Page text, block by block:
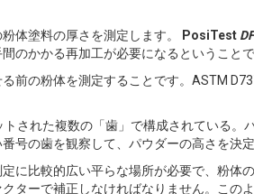
体塗料の厚さを測定します。 PosiTest
のかかる再加工が必要になるということで
前の粉体を測定することです。ASTM
された複数の「歯」で構成されている
号の歯を観察して、パウダーの高さを決定
に比較的広い平らな場所が必要で、粉体
ターで補正しなければなりません。この